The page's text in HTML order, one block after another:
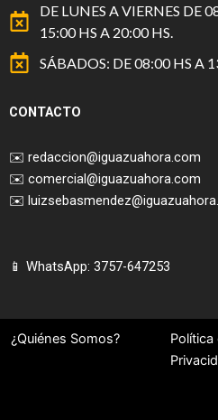
DE LUNES A VIERNES DE
15:00 HS A 20:00 HS.
SÁBADOS: DE 08:00 HS A
CONTACTO
✉️ redaccion@iguazuahora.com
✉️ comercial@iguazuahora.com
✉️
📱 WhatsApp: 3757-647253
¿Quiénes Somos?
Política